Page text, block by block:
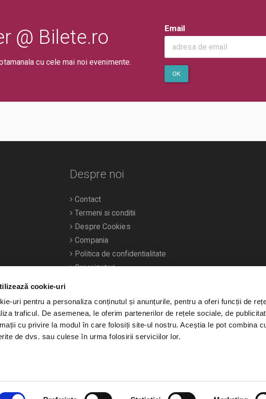
cookie-uri
uri pentru a personaliza conținutul și anunțurile, pentru a oferi funcții de
traficul. De asemenea, le oferim partenerilor de rețele sociale, de
cu privire la modul în care folosiți site-ul nostru. Aceștia le pot combina
de dvs. sau culese în urma folosirii serviciilor lor.
@ Bilete.ro
cu cele mai noi evenimente.
Email
OK
Despre noi
Contact
Termeni si conditii
Despre Cookies
Compania
Politica de confidentialitate
Organizatori